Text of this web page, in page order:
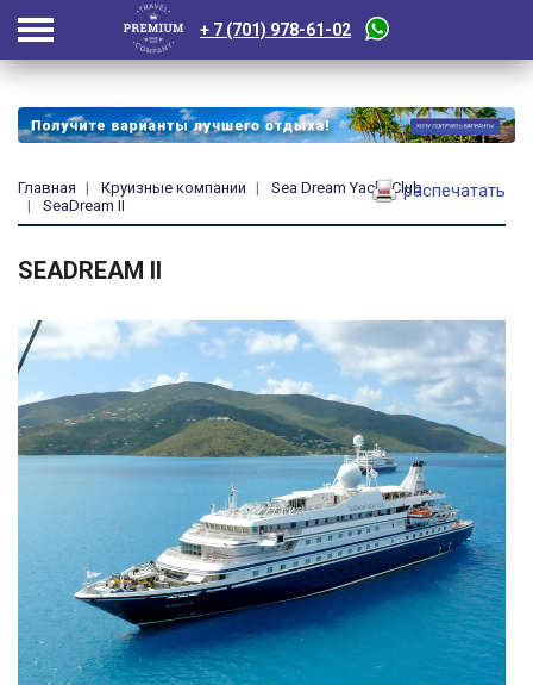
+ 7 (701) 978-61-02
Главная Круизные компании
Sea Dream Yacht Club
SeaDream II
распечатать
SEADREAM II